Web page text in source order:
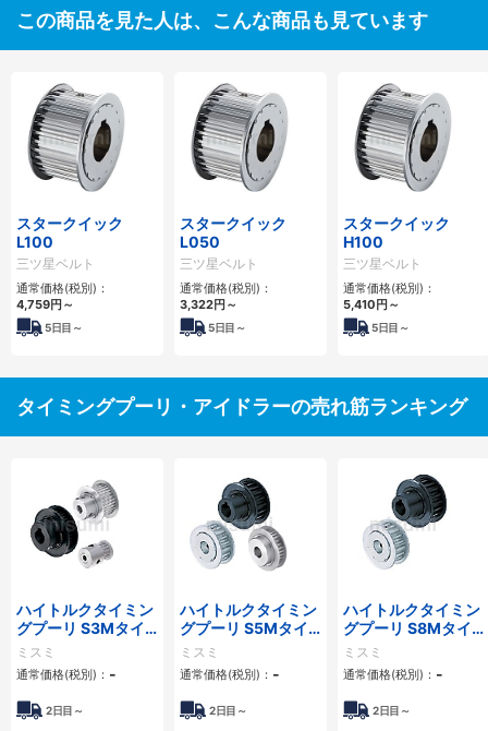
この商品を見た人は、こんな商品も見ています
スタークイック
L100
三ツ星ベルト
通常価格(税別)：
4,759円～
5日目～
スタークイック
L050
三ツ星ベルト
通常価格(税別)：
3,322円～
5日目～
スタークイック
H100
三ツ星ベルト
通常価格(税別)：
5,410円～
5日目～
タイミングプーリ・アイドラーの売れ筋ランキング
ハイトルクタイミン
グプーリ S3Mタイ
プ
ミスミ
通常価格(税別)： -
2日目～
ハイトルクタイミン
グプーリ S5Mタイ
プ
ミスミ
通常価格(税別)： -
2日目～
ハイトルクタイミン
グプーリ S8Mタイ
プ
ミスミ
通常価格(税別)： -
2日目～